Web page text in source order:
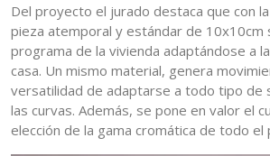
Del proyecto el jurado destaca que con
pieza atemporal y estándar de 10x10cm
programa de la vivienda adaptándose a
casa. Un mismo material, genera
versatilidad de adaptarse a todo tipo de
las curvas. Además, se pone en valor el
elección de la gama cromática de todo el